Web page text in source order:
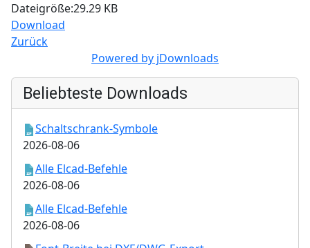
Dateigröße:29.29 KB
Download
Zurück
Powered by jDownloads
Beliebteste Downloads
Schaltschrank-Symbole
2026-08-06
Alle Elcad-Befehle
2026-08-06
Alle Elcad-Befehle
2026-08-06